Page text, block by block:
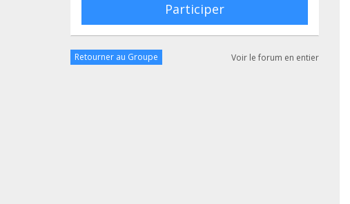
Participer
Retourner au Groupe Voir le forum en entier